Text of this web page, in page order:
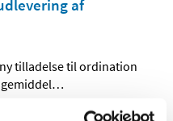
af
tilladelse til ordination
…